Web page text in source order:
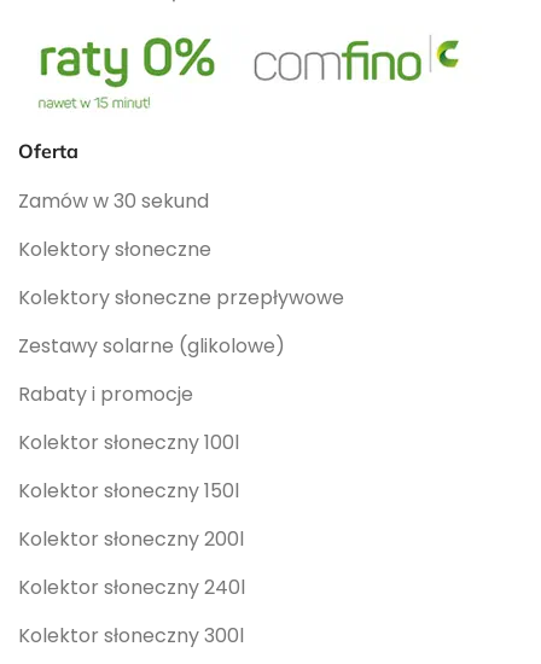
Oferta
Zamów w 30 sekund
Kolektory słoneczne
Kolektory słoneczne przepływowe
Zestawy solarne (glikolowe)
Rabaty i promocje
Kolektor słoneczny 100l
Kolektor słoneczny 150l
Kolektor słoneczny 200l
Kolektor słoneczny 240l
Kolektor słoneczny 300l